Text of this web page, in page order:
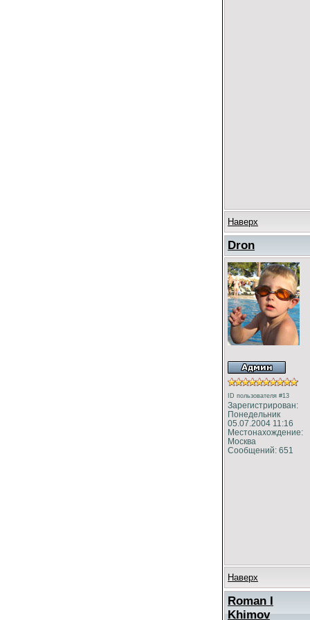
Наверх
Dron
ID пользователя #13
Зарегистрирован:
Понедельник
05.07.2004 11:16
Местонахождение:
Москва
Сообщений: 651
Наверх
Roman I
Khimov